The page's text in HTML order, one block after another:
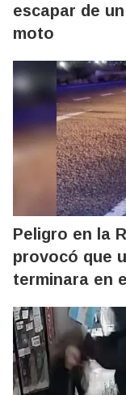
escapar de
moto
Peligro en la
provocó que
terminara en